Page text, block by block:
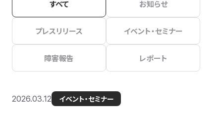
すべて お知らせ
プレスリリース イベント・セミナー
障害報告 レポート
2026.03.12 イベント・セミナー